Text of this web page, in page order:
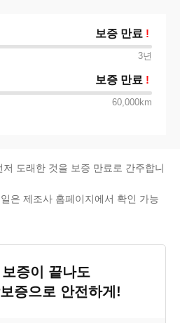
보증 만료 !
3년
보증 만료 !
60,000km
도래한 것을 보증 만료로 간주합니
은 제조사 홈페이지에서 확인 가능
증이 끝나도
증으로 안전하게!